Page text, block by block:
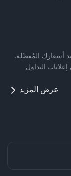
أسعارك المُفضّلة.
التداول
عرض المزيد